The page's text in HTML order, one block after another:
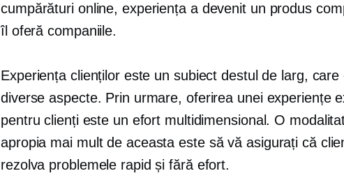
cumpărături online, experiența a devenit un produs
îl oferă companiile.
Experiența clienților este un subiect destul de larg, care
diverse aspecte. Prin urmare, oferirea unei experiențe
pentru clienți este un efort multidimensional. O
apropia mai mult de aceasta este să vă asigurați că
rezolva problemele rapid și fără efort.